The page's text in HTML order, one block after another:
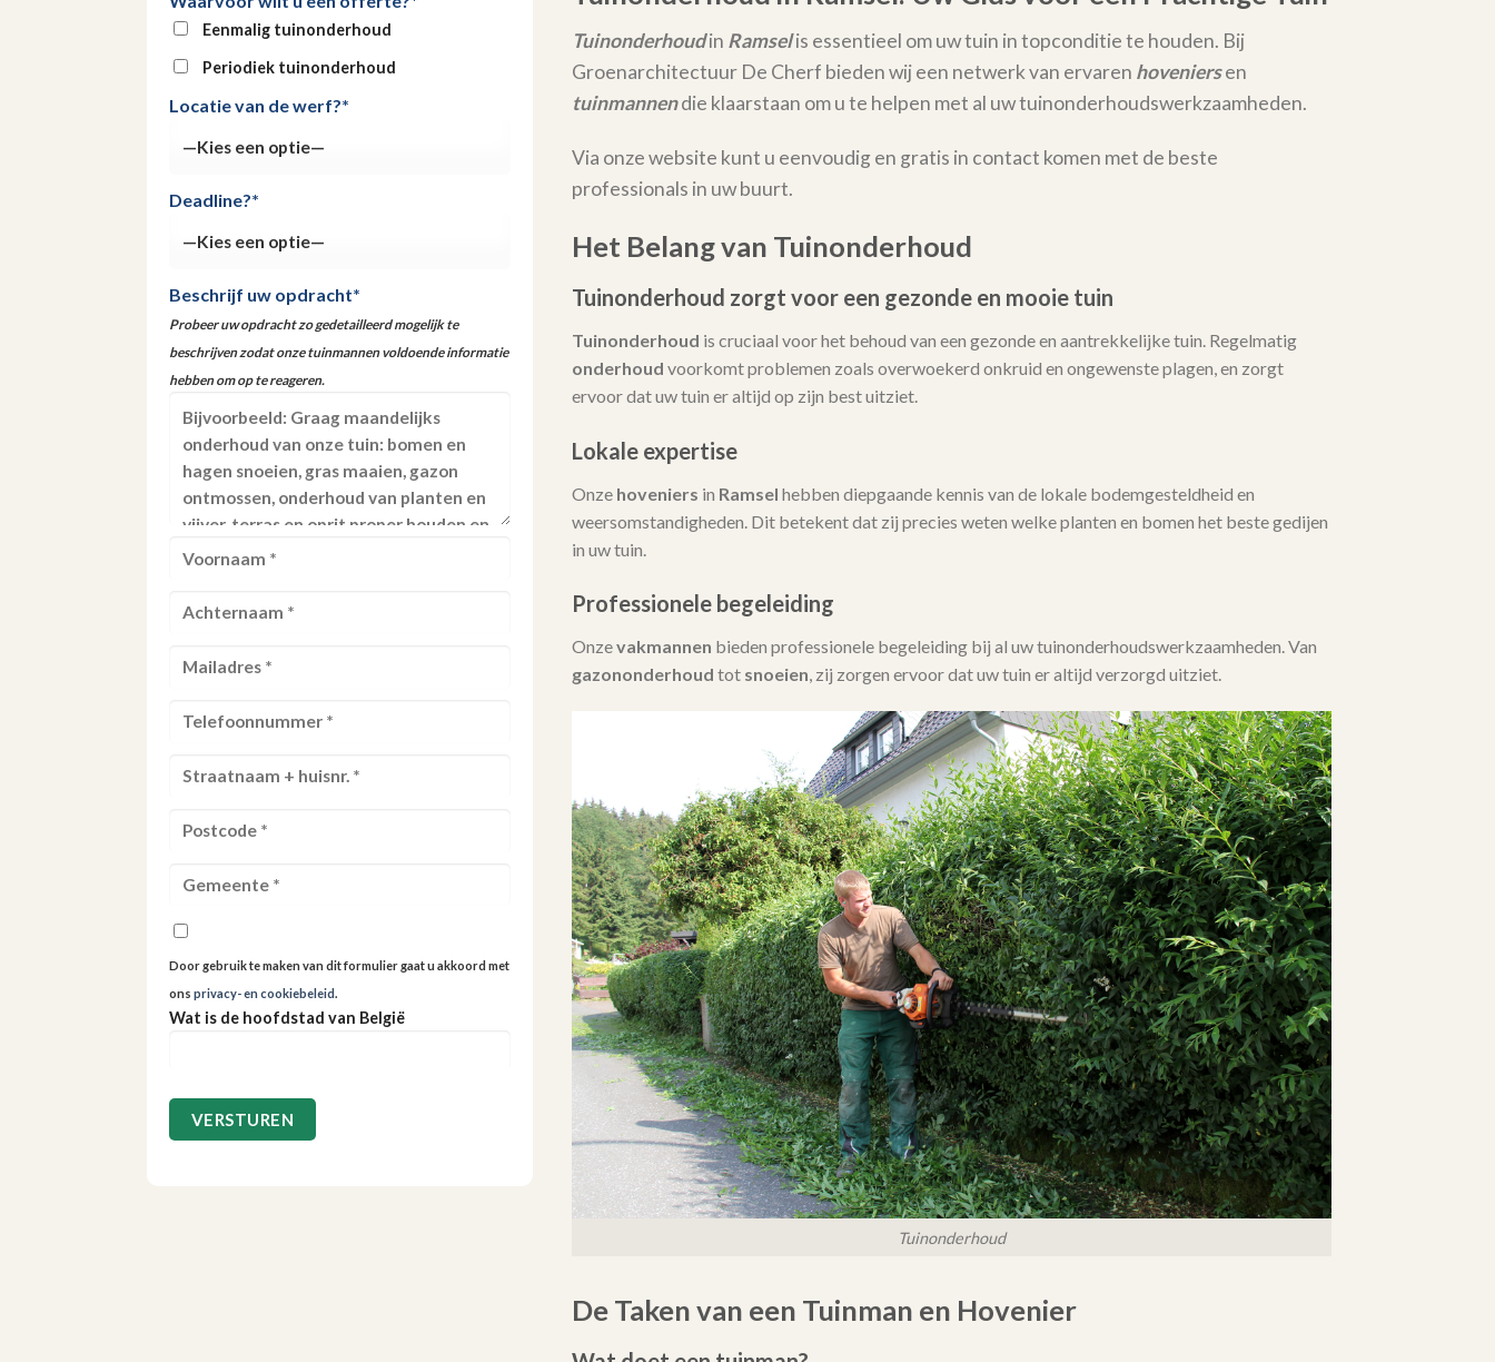
Eenmalig tuinonderhoud
Periodiek tuinonderhoud
Locatie van de werf?*
Deadline?*
Beschrijf uw opdracht*
Probeer uw opdracht zo gedetailleerd mogelijk te
beschrijven zodat onze tuinmannen voldoende informatie
hebben om op te reageren.
Door gebruik te maken van dit formulier gaat u akkoord met
ons privacy- en cookiebeleid.
Wat is de hoofdstad van België
Tuinonderhoudin Ramselis essentieel om uw tuin in topconditie te houden. Bij
Groenarchitectuur De Cherf bieden wij een netwerk van ervaren hoveniersen
tuinmannendie klaarstaan om u te helpen met al uw tuinonderhoudswerkzaamheden.
Via onze website kunt u eenvoudig en gratis in contact komen met de beste
professionals in uw buurt.
Het Belang van Tuinonderhoud
Tuinonderhoud zorgt voor een gezonde en mooie tuin
Tuinonderhoud is cruciaal voor het behoud van een gezonde en aantrekkelijke tuin. Regelmatig
onderhoud voorkomt problemen zoals overwoekerd onkruid en ongewenste plagen, en zorgt
ervoor dat uw tuin er altijd op zijn best uitziet.
Lokale expertise
Onze hoveniers in Ramsel hebben diepgaande kennis van de lokale bodemgesteldheid en
weersomstandigheden. Dit betekent dat zij precies weten welke planten en bomen het beste gedijen
in uw tuin.
Professionele begeleiding
Onzevakmannen bieden professionele begeleiding bij al uw tuinonderhoudswerkzaamheden. Van
gazononderhoud tot snoeien, zij zorgen ervoor dat uw tuin er altijd verzorgd uitziet.
Tuinonderhoud
De Taken van een Tuinman en Hovenier